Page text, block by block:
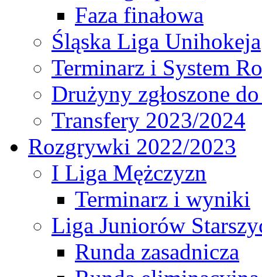
Faza finałowa
Śląska Liga Unihokeja
Terminarz i System
Drużyny zgłoszone
Transfery 2023/2024
Rozgrywki 2022/2023
I Liga Mężczyzn
Terminarz i wyniki
Liga Juniorów
Runda zasadnicza